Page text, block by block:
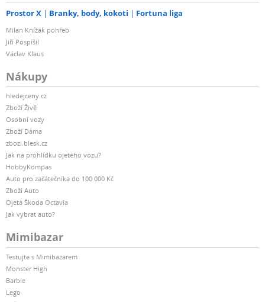
Prostor X Branky, body, kokoti Fortuna liga
Milan Knížák pohřeb
Jiří Pospíšil
Václav Klaus
Nákupy
hledejceny.cz
Zboží Živě
Osobní vozy
Zboží Dáma
zbozi.blesk.cz
Jak na prohlídku ojetého vozu?
HobbyKompas
Auto pro začátečníka do 100 000 Kč
Zboží Auto
Ojetá Škoda Octavia
Jak vybrat auto?
Mimibazar
Testujte s Mimibazarem
Monster High
Barbie
Lego